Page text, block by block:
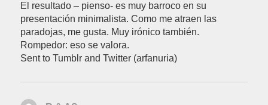
El resultado – pienso- es muy barroco en su
presentación minimalista. Como me atraen las
paradojas, me gusta. Muy irónico también.
Rompedor: eso se valora.
Sent to Tumblr and Twitter (arfanuria)